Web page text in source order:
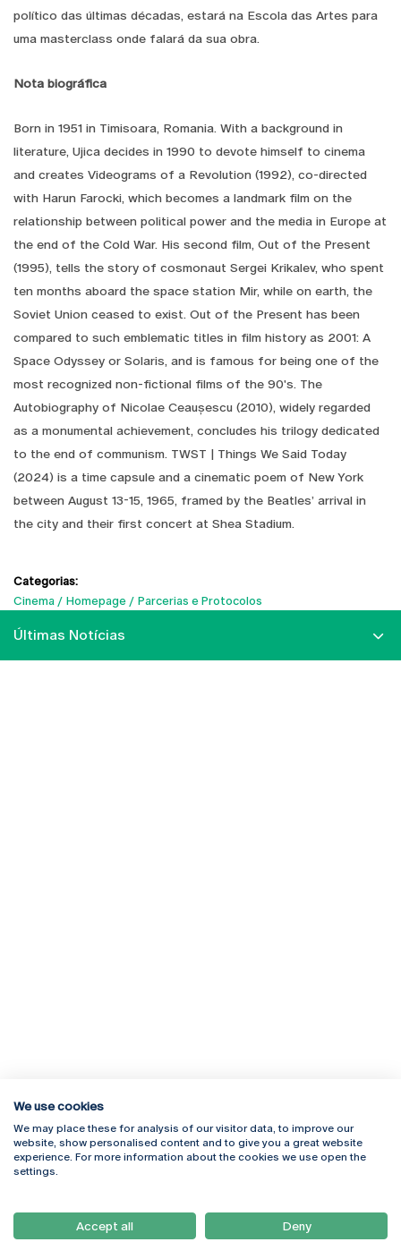
político das últimas décadas, estará na Escola das Artes para
uma masterclass onde falará da sua obra.
Nota biográfica
Born in 1951 in Timisoara, Romania. With a background in
literature, Ujica decides in 1990 to devote himself to cinema
and creates Videograms of a Revolution (1992), co-directed
with Harun Farocki, which becomes a landmark film on the
relationship between political power and the media in Europe at
the end of the Cold War. His second film, Out of the Present
(1995), tells the story of cosmonaut Sergei Krikalev, who spent
ten months aboard the space station Mir, while on earth, the
Soviet Union ceased to exist. Out of the Present has been
compared to such emblematic titles in film history as 2001: A
Space Odyssey or Solaris, and is famous for being one of the
most recognized non-fictional films of the 90's. The
Autobiography of Nicolae Ceaușescu (2010), widely regarded
as a monumental achievement, concludes his trilogy dedicated
to the end of communism. TWST | Things We Said Today
(2024) is a time capsule and a cinematic poem of New York
between August 13-15, 1965, framed by the Beatles’ arrival in
the city and their first concert at Shea Stadium.
Categorias:
Cinema
Homepage Parcerias e Protocolos
Últimas Notícias
Rua Diogo Botelho 1327
4169-005 Porto
+351 226 196 240
Campus Online
Webmail
Como Chegar
Newsletter
We use cookies
We may place these for analysis of our visitor data, to improve our
website, show personalised content and to give you a great website
experience. For more information about the cookies we use open the
settings.
Accept all Deny